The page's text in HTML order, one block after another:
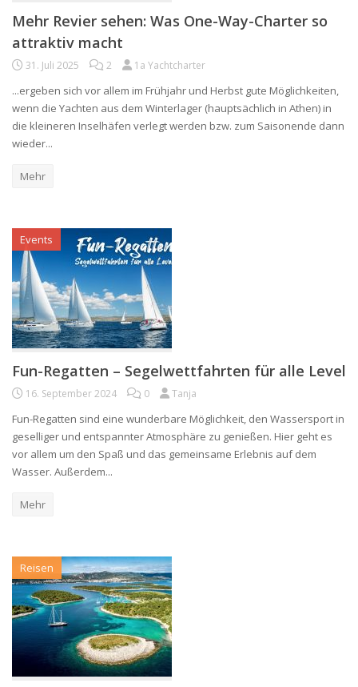
Mehr Revier sehen: Was One-Way-Charter so
attraktiv macht
31. Juli 2025 2 1a Yachtcharter
...ergeben sich vor allem im Frühjahr und Herbst gute Möglichkeiten,
wenn die Yachten aus dem Winterlager (hauptsächlich in Athen) in
die kleineren Inselhäfen verlegt werden bzw. zum Saisonende dann
wieder...
Mehr
Events
Fun-Regatten – Segelwettfahrten für alle Level
16. September 2024 0 Tanja
Fun-Regatten sind eine wunderbare Möglichkeit, den Wassersport in
geselliger und entspannter Atmosphäre zu genießen. Hier geht es
vor allem um den Spaß und das gemeinsame Erlebnis auf dem
Wasser. Außerdem...
Mehr
Reisen